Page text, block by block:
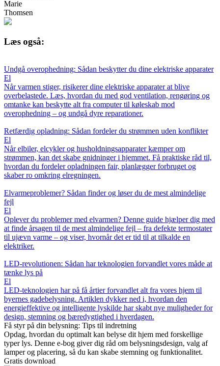
Marie
Thomsen
Læs også:
Undgå overophedning: Sådan beskytter du dine elektriske apparater
El
Når varmen stiger, risikerer dine elektriske apparater at blive
overbelastede. Læs, hvordan du med god ventilation, rengøring og
omtanke kan beskytte alt fra computer til køleskab mod
overophedning – og undgå dyre reparationer.
Retfærdig opladning: Sådan fordeler du strømmen uden konflikter
El
Når elbiler, elcykler og husholdningsapparater kæmper om
strømmen, kan det skabe gnidninger i hjemmet. Få praktiske råd til,
hvordan du fordeler opladningen fair, planlægger forbruget og
skaber ro omkring elregningen.
Elvarmeproblemer? Sådan finder og løser du de mest almindelige
fejl
El
Oplever du problemer med elvarmen? Denne guide hjælper dig med
at finde årsagen til de mest almindelige fejl – fra defekte termostater
til ujævn varme – og viser, hvornår det er tid til at tilkalde en
elektriker.
LED-revolutionen: Sådan har teknologien forvandlet vores måde at
tænke lys på
El
LED-teknologien har på få årtier forvandlet alt fra vores hjem til
byernes gadebelysning. Artiklen dykker ned i, hvordan den
energieffektive og intelligente lyskilde har skabt nye muligheder for
design, stemning og bæredygtighed i hverdagen.
Få styr på din belysning: Tips til indretning
Opdag, hvordan du optimalt kan belyse dit hjem med forskellige
typer lys. Denne e-bog giver dig råd om belysningsdesign, valg af
lamper og placering, så du kan skabe stemning og funktionalitet.
Gratis download